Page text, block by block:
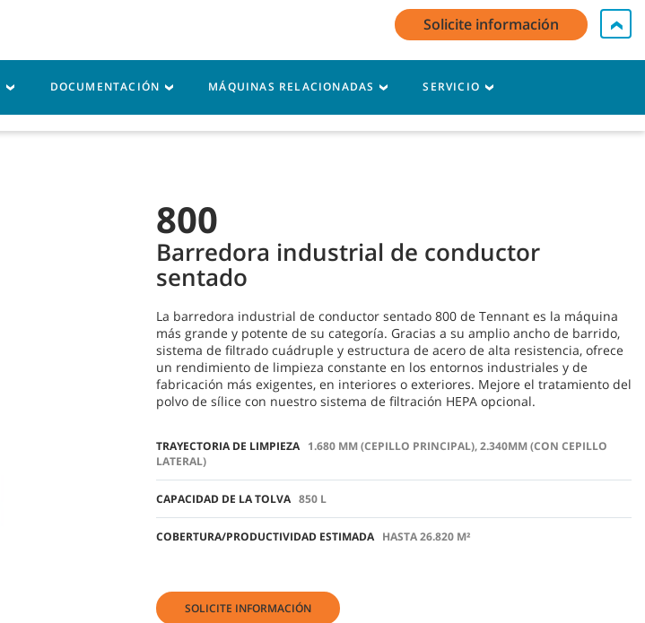
Contacte con nosotros Español - ES
800
Barredora industrial de conductor
sentado
La barredora industrial de conductor sentado 800 de Tennant es la máquina
más grande y potente de su categoría. Gracias a su amplio ancho de barrido,
sistema de filtrado cuádruple y estructura de acero de alta resistencia, ofrece
un rendimiento de limpieza constante en los entornos industriales y de
fabricación más exigentes, en interiores o exteriores. Mejore el tratamiento del
polvo de sílice con nuestro sistema de filtración HEPA opcional.
TRAYECTORIA DE LIMPIEZA 1.680 MM (CEPILLO PRINCIPAL), 2.340MM (CON CEPILLO
LATERAL)
CAPACIDAD DE LA TOLVA 850 L
COBERTURA/PRODUCTIVIDAD ESTIMADA HASTA 26.820 M²
SOLICITE INFORMACIÓN
Solicite información
DOCUMENTACIÓN MÁQUINAS RELACIONADAS SERVICIO